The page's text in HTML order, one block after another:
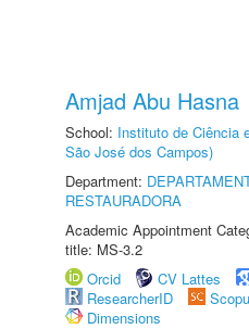
Amjad Abu Hasna
School: Instituto de Ciência
São José dos Campos)
Department:
RESTAURADORA
Academic Appointment
title: MS-3.2
Orcid
CV Lattes
ResearcherID
Dimensions